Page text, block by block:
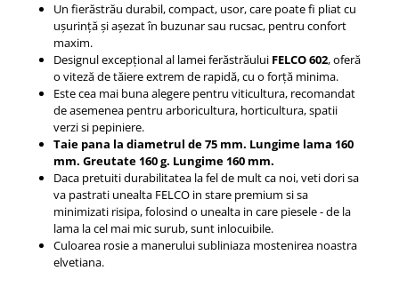
Un fierăstrău durabil, compact, usor, care poate fi pliat cu
ușurință și așezat în buzunar sau rucsac, pentru confort
maxim.
Designul excepțional al lamei ferăstrăului FELCO 602, oferă
o viteză de tăiere extrem de rapidă, cu o forță minima.
Este cea mai buna alegere pentru viticultura, recomandat
de asemenea pentru arboricultura, horticultura, spatii
verzi si pepiniere.
Taie pana la diametrul de 75 mm. Lungime lama 160
mm. Greutate 160 g. Lungime 160 mm.
Daca pretuiti durabilitatea la fel de mult ca noi, veti dori sa
va pastrati unealta FELCO in stare premium si sa
minimizati risipa, folosind o unealta in care piesele - de la
lama la cel mai mic surub, sunt inlocuibile.
Culoarea rosie a manerului subliniaza mostenirea noastra
elvetiana.